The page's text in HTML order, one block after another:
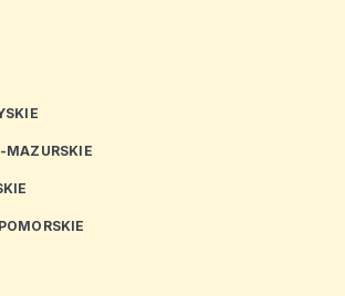
MAZURSKIE